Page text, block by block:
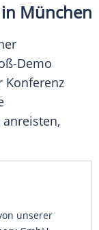
München
Demo
Konferenz
unserer